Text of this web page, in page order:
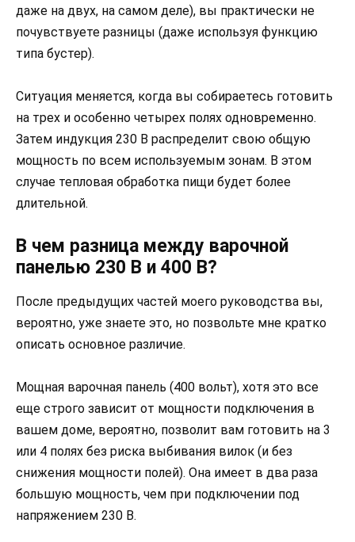
даже на двух, на самом деле), вы практически не
почувствуете разницы (даже используя функцию
типа бустер).
Ситуация меняется, когда вы собираетесь готовить
на трех и особенно четырех полях одновременно.
Затем индукция 230 В распределит свою общую
мощность по всем используемым зонам. В этом
случае тепловая обработка пищи будет более
длительной.
В чем разница между варочной
панелью 230 В и 400 В?
После предыдущих частей моего руководства вы,
вероятно, уже знаете это, но позвольте мне кратко
описать основное различие.
Мощная варочная панель (400 вольт), хотя это все
еще строго зависит от мощности подключения в
вашем доме, вероятно, позволит вам готовить на 3
или 4 полях без риска выбивания вилок (и без
снижения мощности полей). Она имеет в два раза
большую мощность, чем при подключении под
напряжением 230 В.